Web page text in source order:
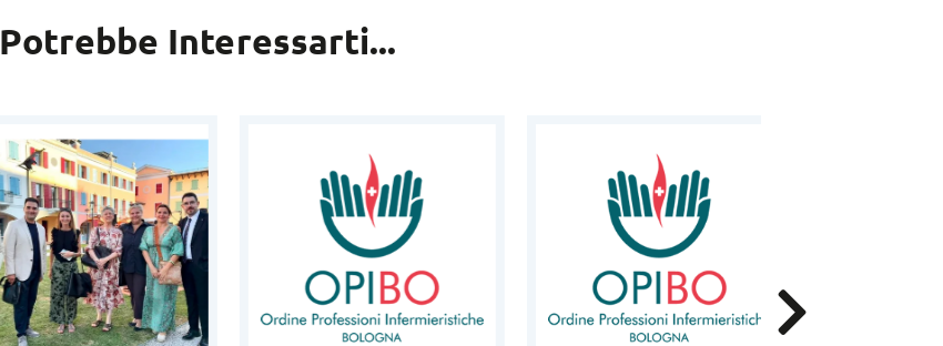
Potrebbe Interessarti...